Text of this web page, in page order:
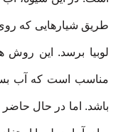
طریق شیارهایی که روی
لوبیا برسد. این روش
مناسب است که آب
باشد. اما در حال